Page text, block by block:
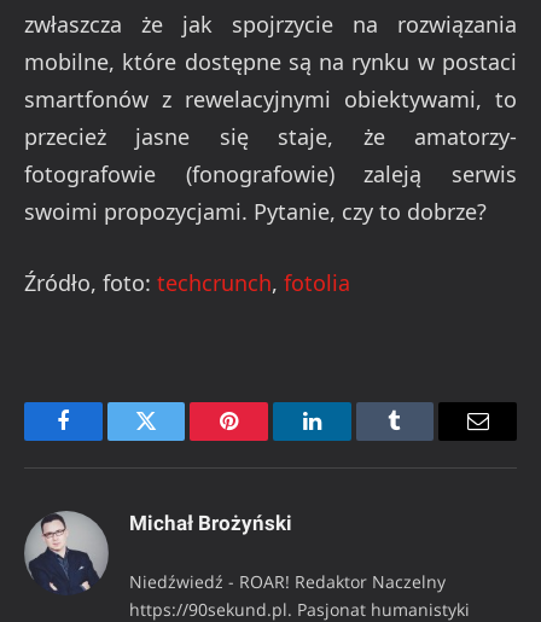
zwłaszcza że jak spojrzycie na rozwiązania
mobilne, które dostępne są na rynku w postaci
smartfonów z rewelacyjnymi obiektywami, to
przecież jasne się staje, że amatorzy-
fotografowie (fonografowie) zaleją serwis
swoimi propozycjami. Pytanie, czy to dobrze?
Źródło, foto: techcrunch, fotolia
FacebookTwitter Pinterest LinkedInTumblr Email
Michał Brożyński
Niedźwiedź - ROAR! Redaktor Naczelny
https://90sekund.pl. Pasjonat humanistyki